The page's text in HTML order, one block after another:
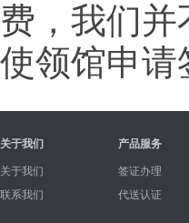
费，我们
使领馆申请
关于我们
关于我们
联系我们
产品服务
签证办理
代送认证